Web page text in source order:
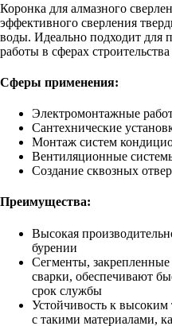
Коронка для алмазного
эффективного сверления
воды. Идеально подходит
работы в сферах
Сферы применения:
Электромонтажные
Сантехнические
Монтаж систем
Вентиляционные
Создание сквозных
Преимущества:
Высокая
бурении
Сегменты,
сварки, обеспечивают
срок службы
Устойчивость к высоким
с такими материалами,